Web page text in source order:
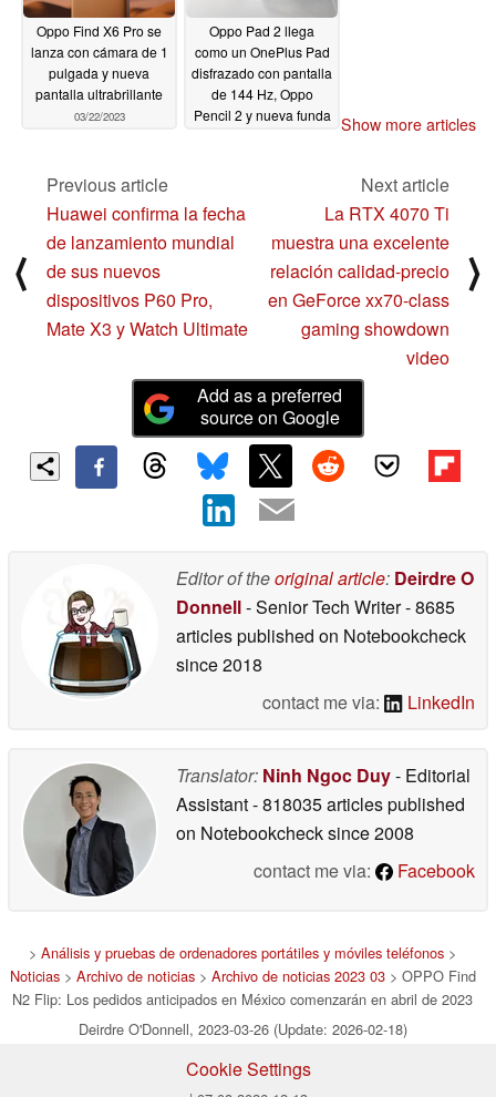
Oppo Find X6 Pro se
lanza con cámara de 1
pulgada y nueva
pantalla ultrabrillante
03/22/2023
Oppo Pad 2 llega
como un OnePlus Pad
disfrazado con pantalla
de 144 Hz, Oppo
Pencil 2 y nueva funda Show more articles
⟨
Previous article
Huawei confirma la fecha
de lanzamiento mundial
de sus nuevos
dispositivos P60 Pro,
Mate X3 y Watch Ultimate
Next article
La RTX 4070 Ti
muestra una excelente
relación calidad-precio
en GeForce xx70-class
gaming showdown
video
⟩
Add as a preferred
source on Google
Editor of theoriginal article: Deirdre O
Donnell- Senior Tech Writer- 8685
articles published on Notebookcheck
since 2018
contact me via:
LinkedIn
Translator: Ninh Ngoc Duy- Editorial
Assistant- 818035 articles published
on Notebookchecksince 2008
contact me via:
Facebook
> Análisis y pruebas de ordenadores portátiles y móviles teléfonos >
Noticias> Archivo de noticias> Archivo de noticias 2023 03> OPPO Find
N2 Flip: Los pedidos anticipados en México comenzarán en abril de 2023
Deirdre O'Donnell, 2023-03-26 (Update: 2026-02-18)
Cookie Settings